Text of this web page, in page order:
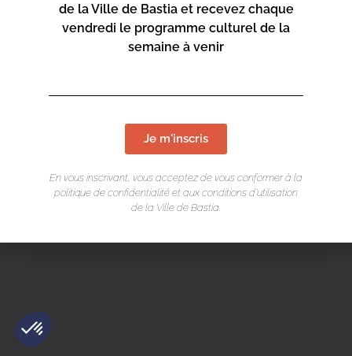
Mentions légales/Cookie/ Réalisation Corsicaweb
de la Ville de Bastia et recevez chaque
vendredi le programme culturel de la
semaine à venir
Je m'inscris
En vous inscrivant, vous acceptez de vous conformer à la
politique de confidentialité et aux conditions d’utilisation
de la Ville de Bastia.